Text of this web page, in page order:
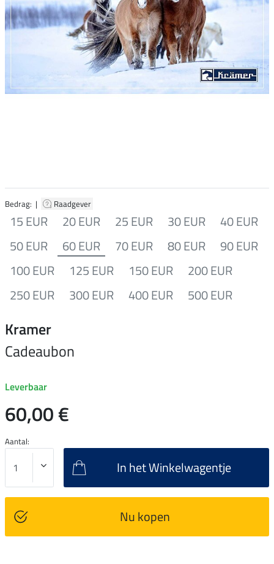
Bedrag: | Raadgever
15 EUR 20 EUR 25 EUR 30 EUR
40 EUR
50 EUR
60 EUR 70 EUR 80 EUR
90 EUR
100 EUR
125 EUR 150 EUR
200 EUR
250 EUR
300 EUR 400 EUR 500 EUR
Kramer
Cadeaubon
Leverbaar
60,00 €
Aantal:
In het Winkelwagentje
Nu kopen